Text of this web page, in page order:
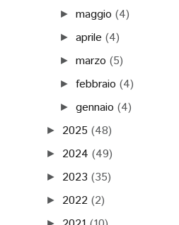
►maggio (4)
►aprile (4)
►marzo (5)
►febbraio (4)
►gennaio (4)
► 2025 (48)
► 2024 (49)
► 2023 (35)
► 2022 (2)